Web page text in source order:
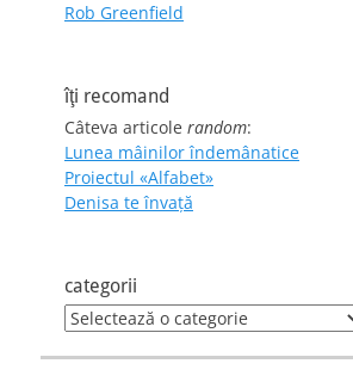
Rob Greenfield
îţi recomand
Câteva articole random:
Lunea mâinilor îndemânatice
Proiectul «Alfabet»
Denisa te învaţă
categorii
categorii